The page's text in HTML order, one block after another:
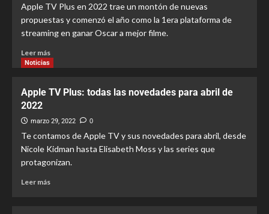
Apple TV Plus en 2022 trae un montón de nuevas
propuestas y comenzó el año como la 1era plataforma de
streaming en ganar Oscar a mejor filme.
Leer más
Noticias
Apple TV Plus: todas las novedades para abril de
2022
marzo 29, 2022 0
Te contamos de Apple TV y sus novedades para abril, desde
Nicole Kidman hasta Elisabeth Moss y las series que
protagonizan.
Leer más